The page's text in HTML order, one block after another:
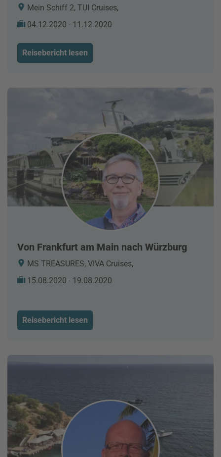
Mein Schiff 2, TUI Cruises,
04.12.2020 - 11.12.2020
Reisebericht lesen
Von Frankfurt am Main nach Würzburg
MS TREASURES, VIVA Cruises,
15.08.2020 - 19.08.2020
Reisebericht lesen